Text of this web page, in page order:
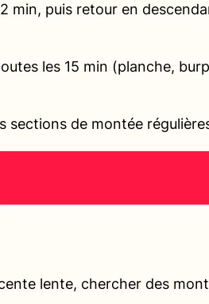
min, puis retour en
les 15 min (planche,
sections de montée
lente, chercher des